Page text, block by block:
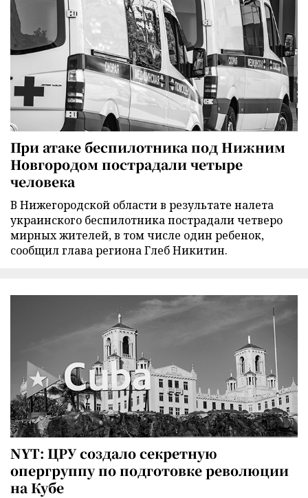
При атаке беспилотника под Нижним
Новгородом пострадали четыре
человека
В Нижегородской области в результате налета
украинского беспилотника пострадали четверо
мирных жителей, в том числе один ребенок,
сообщил глава региона Глеб Никитин.
NYT: ЦРУ создало секретную
опергруппу по подготовке революции
на Кубе